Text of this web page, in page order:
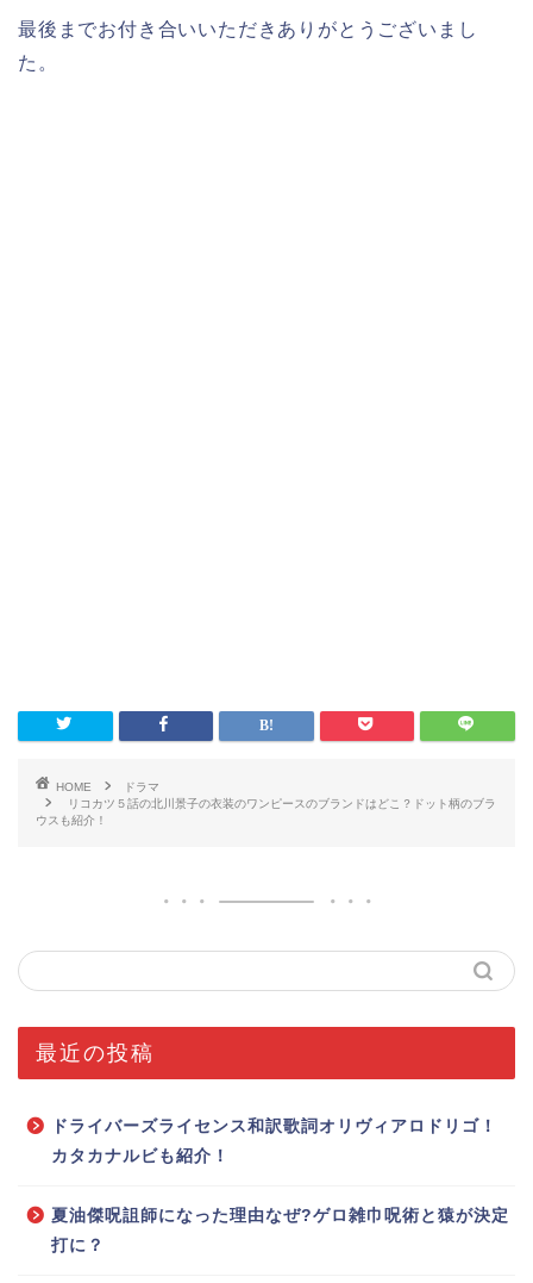
最後までお付き合いいただきありがとうございまし
た。
HOME
ドラマ
リコカツ５話の北川景子の衣装のワンピースのブランドはどこ？ドット柄のブラ
ウスも紹介！
最近の投稿
ドライバーズライセンス和訳歌詞オリヴィアロドリゴ！
カタカナルビも紹介！
夏油傑呪詛師になった理由なぜ?ゲロ雑巾呪術と猿が決定
打に？